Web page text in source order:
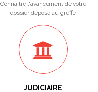
Connaître l'avancement de votre
dossier déposé au greffe
JUDICIAIRE